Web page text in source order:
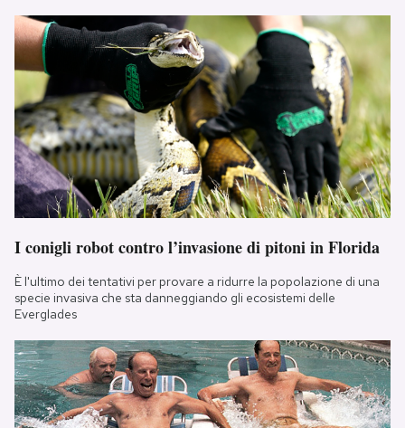
I conigli robot contro l’invasione di pitoni in Florida
È l'ultimo dei tentativi per provare a ridurre la popolazione di una
specie invasiva che sta danneggiando gli ecosistemi delle
Everglades